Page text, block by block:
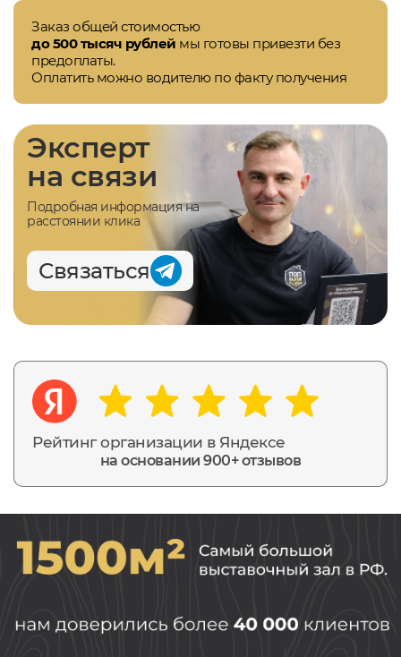
Заказ общей стоимостью
до 500 тысяч рублей мы готовы привезти без
предоплаты.
Оплатить можно водителю по факту получения
Рейтинг организации в Яндексе
на основании 900+ отзывов
Эксперт
на связи
Подробная информация на
расстоянии клика
Связаться